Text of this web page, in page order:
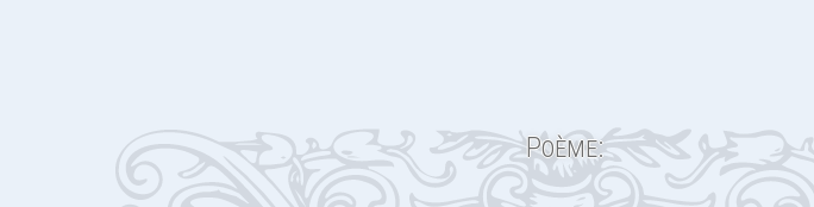
Poème: